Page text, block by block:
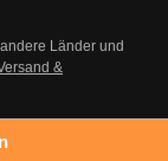
Länder und
&